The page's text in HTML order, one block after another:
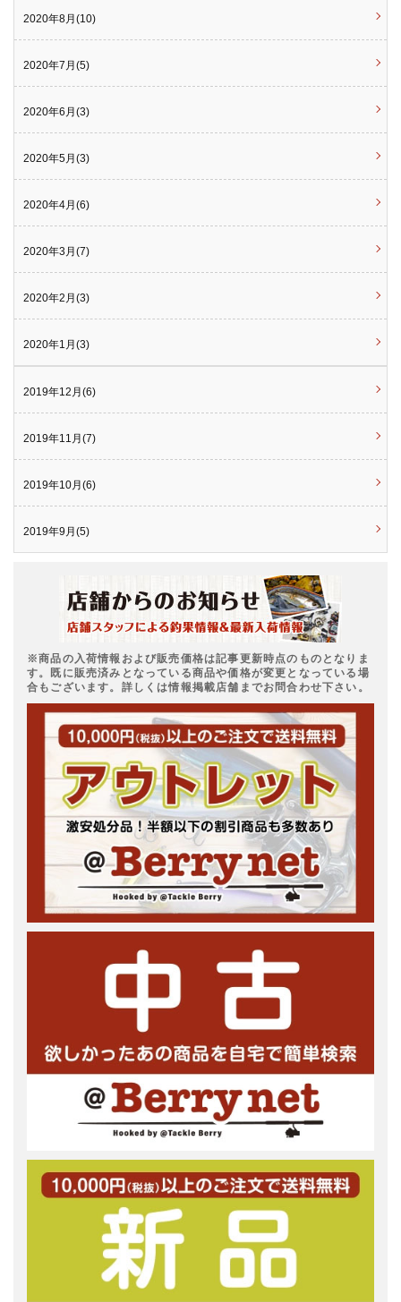
2020年8月(10)
2020年7月(5)
2020年6月(3)
2020年5月(3)
2020年4月(6)
2020年3月(7)
2020年2月(3)
2020年1月(3)
2019年12月(6)
2019年11月(7)
2019年10月(6)
2019年9月(5)
※商品の入荷情報および販売価格は記事更新時点のものとなりま
す。既に販売済みとなっている商品や価格が変更となっている場
合もございます。詳しくは情報掲載店舗までお問合わせ下さい。